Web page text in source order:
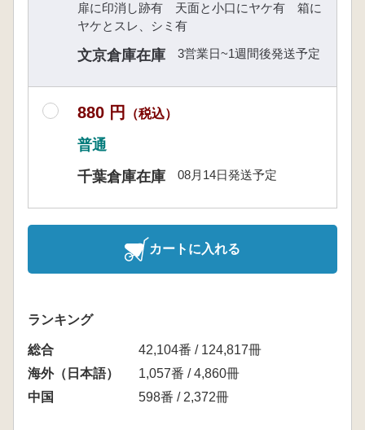
扉に印消し跡有 天面と小口にヤケ有 箱に
ヤケとスレ、シミ有
文京倉庫在庫 3営業日~1週間後発送予定
880 円 （税込）
普通
千葉倉庫在庫
08月14日発送予定
カートに入れる
ランキング
総合
42,104番 / 124,817冊
海外（日本語）
1,057番 / 4,860冊
中国
598番 / 2,372冊